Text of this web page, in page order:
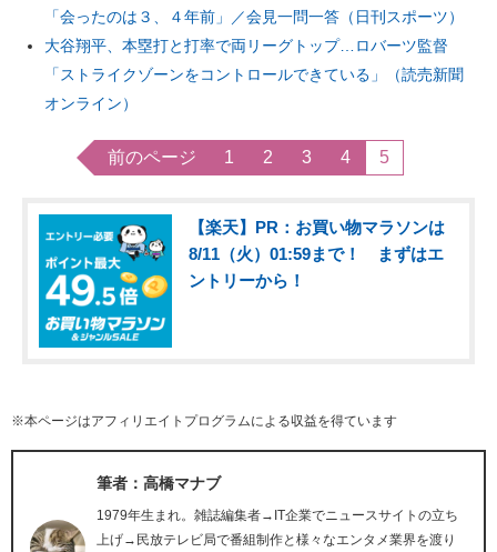
「会ったのは３、４年前」／会見一問一答（日刊スポーツ）
大谷翔平、本塁打と打率で両リーグトップ…ロバーツ監督
「ストライクゾーンをコントロールできている」（読売新聞
オンライン）
前のページ 1 2 3 4 5
【楽天】PR：お買い物マラソンは
8/11（火）01:59まで！ まずはエ
ントリーから！
※本ページはアフィリエイトプログラムによる収益を得ています
筆者：高橋マナブ
1979年生まれ。雑誌編集者→IT企業でニュースサイトの立ち
上げ→民放テレビ局で番組制作と様々なエンタメ業界を渡り